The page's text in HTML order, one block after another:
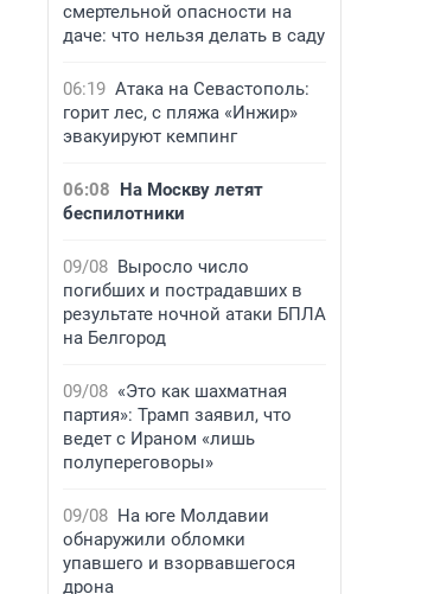
смертельной опасности на
даче: что нельзя делать в саду
06:19 Атака на Севастополь:
горит лес, с пляжа «Инжир»
эвакуируют кемпинг
06:08 На Москву летят
беспилотники
09/08 Выросло число
погибших и пострадавших в
результате ночной атаки БПЛА
на Белгород
09/08 «Это как шахматная
партия»: Трамп заявил, что
ведет с Ираном «лишь
полупереговоры»
09/08 На юге Молдавии
обнаружили обломки
упавшего и взорвавшегося
дрона